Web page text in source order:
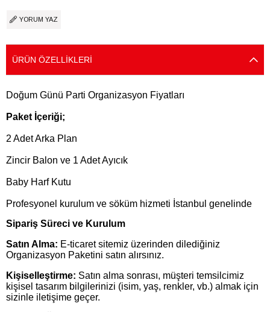
YORUM YAZ
ÜRÜN ÖZELLIKLERI
Doğum Günü Parti Organizasyon Fiyatları
Paket İçeriği;
2 Adet Arka Plan
Zincir Balon ve 1 Adet Ayıcık
Baby Harf Kutu
Profesyonel kurulum ve söküm hizmeti İstanbul genelinde
Sipariş Süreci ve Kurulum
Satın Alma: E-ticaret sitemiz üzerinden dilediğiniz
Organizasyon Paketini satın alırsınız.
Kişiselleştirme: Satın alma sonrası, müşteri temsilcimiz
kişisel tasarım bilgilerinizi (isim, yaş, renkler, vb.) almak için
sizinle iletişime geçer.